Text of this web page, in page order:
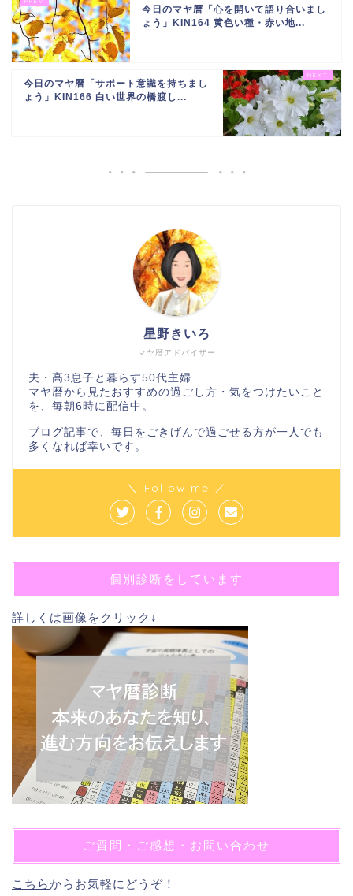
今日のマヤ暦「心を開いて語り合いまし
ょう」KIN164 黄色い種・赤い地...
今日のマヤ暦「サポート意識を持ちまし
ょう」KIN166 白い世界の橋渡し...
マヤ暦アドバイザー
星野きいろ
夫・高3息子と暮らす50代主婦
マヤ暦から見たおすすめの過ごし方・気をつけたいこと
を、毎朝6時に配信中。
ブログ記事で、毎日をごきげんで過ごせる方が一人でも
多くなれば幸いです。
＼ Follow me ／
個別診断をしています
詳しくは画像をクリック↓
ご質問・ご感想・お問い合わせ
こちらからお気軽にどうぞ！